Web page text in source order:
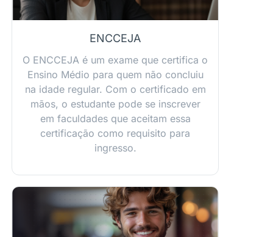
ENCCEJA
O ENCCEJA é um exame que certifica o
Ensino Médio para quem não concluiu
na idade regular. Com o certificado em
mãos, o estudante pode se inscrever
em faculdades que aceitam essa
certificação como requisito para
ingresso.